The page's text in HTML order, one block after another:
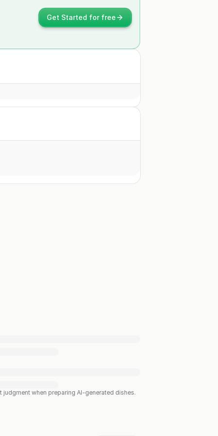
Get Started for free
when preparing AI-generated dishes.